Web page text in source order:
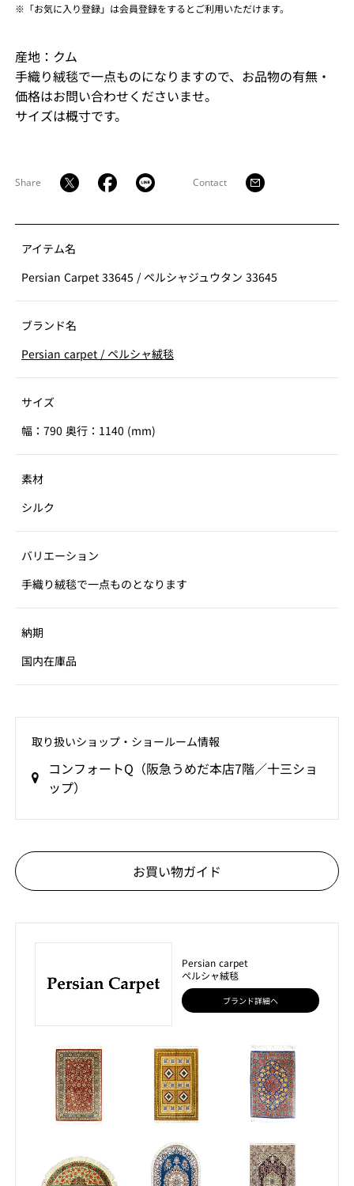
※「お気に入り登録」は会員登録をするとご利用いただけます。
産地：クム
手織り絨毯で一点ものになりますので、お品物の有無・
価格はお問い合わせくださいませ。
サイズは概寸です。
Share Contact
アイテム名
Persian Carpet 33645 / ペルシャジュウタン 33645
ブランド名
Persian carpet / ペルシャ絨毯
サイズ
幅：790 奥行：1140 (mm)
素材
シルク
バリエーション
手織り絨毯で一点ものとなります
納期
国内在庫品
取り扱いショップ‧ショールーム情報
コンフォートQ（阪急うめだ本店7階／十三ショ
ップ）
お買い物ガイド
Persian carpet
ペルシャ絨毯
ブランド詳細へ